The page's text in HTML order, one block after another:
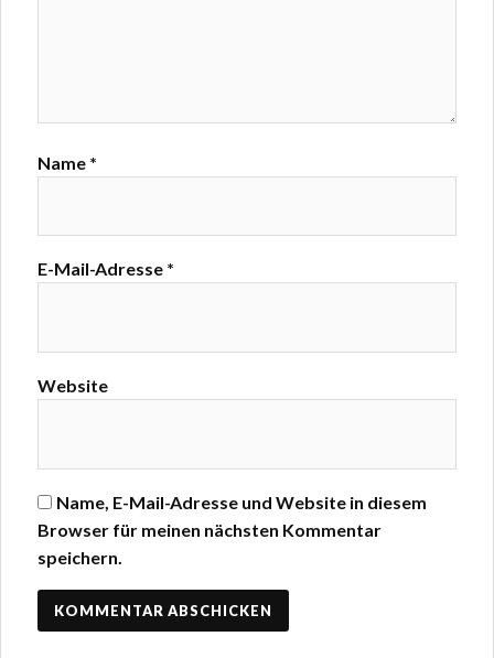
Name *
E-Mail-Adresse *
Website
Name, E-Mail-Adresse und Website in diesem
Browser für meinen nächsten Kommentar
speichern.